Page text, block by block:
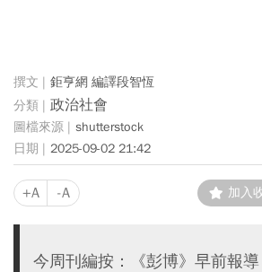
鉅亨網 編譯段智恆
政治社會
shutterstock
2025-09-02 21:42
+A -A 加入
今周刊編按：《彭博》早前報